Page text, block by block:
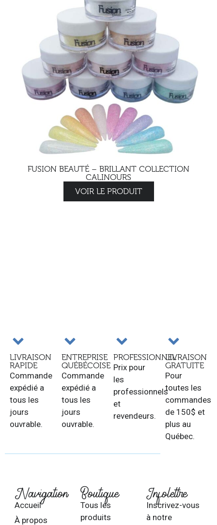
FUSION BEAUTÉ – BRILLANT COLLECTION
CALINOURS
VOIR LE PRODUIT
LIVRAISON
RAPIDE
Commande
expédié a
tous les
jours
ouvrable.
ENTREPRISE
QUÉBÉCOISE
Commande
expédié a
tous les
jours
ouvrable.
PROFESSIONNEL
Prix pour
les
professionnels
et
revendeurs.
LIVRAISON
GRATUITE
Pour
toutes les
commandes
de 150$ et
plus au
Québec.
Navigation
Accueil
À propos
Boutique
Tous les
produits
Infolettre
Inscrivez-vous
à notre